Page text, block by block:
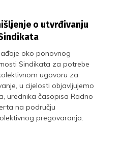
o utvrđivanju
oko ponovnog
Sindikata za potrebe
ugovoru za
u cijelosti objavljujemo
urednika časopisa Radno
na području
pregovaranja.